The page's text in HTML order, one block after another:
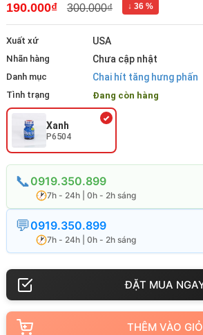
190.000₫ 300.000₫ ↓ 36 %
Xuất xứ USA
Nhãn hàng Chưa cập nhật
Danh mục Chai hít tăng hưng phấn
Tình trạng Đang còn hàng
Xanh
P6504
0919.350.899
7h - 24h | 0h - 2h sáng
0919.350.899
7h - 24h | 0h - 2h sáng
THÊM VÀO GIỎ